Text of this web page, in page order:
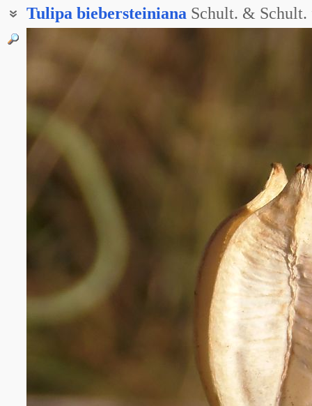
Tulipa biebersteiniana Schult. & Schult.